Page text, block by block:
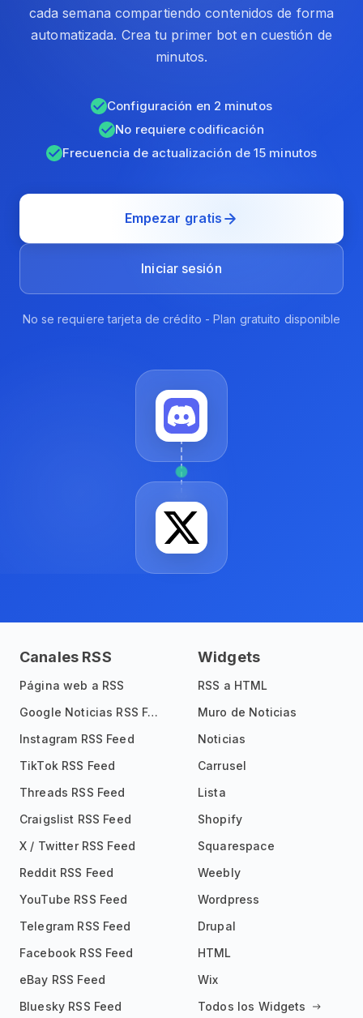
cada semana compartiendo contenidos de forma
automatizada. Crea tu primer bot en cuestión de
minutos.
Configuración en 2 minutos
No requiere codificación
Frecuencia de actualización de 15 minutos
Empezar gratis
Iniciar sesión
No se requiere tarjeta de crédito - Plan gratuito disponible
Canales RSS
Página web a RSS
Google Noticias RSS Feed
Instagram RSS Feed
TikTok RSS Feed
Threads RSS Feed
Craigslist RSS Feed
X / Twitter RSS Feed
Reddit RSS Feed
YouTube RSS Feed
Telegram RSS Feed
Facebook RSS Feed
eBay RSS Feed
Bluesky RSS Feed
Widgets
RSS a HTML
Muro de Noticias
Noticias
Carrusel
Lista
Shopify
Squarespace
Weebly
Wordpress
Drupal
HTML
Wix
Todos los Widgets